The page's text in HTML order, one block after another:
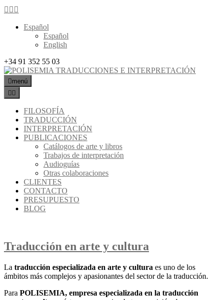
Español
Español
English
+34 91 352 55 03
menú
FILOSOFÍA
TRADUCCIÓN
INTERPRETACIÓN
PUBLICACIONES
Catálogos de arte y libros
Trabajos de interpretación
Audioguías
Otras colaboraciones
CLIENTES
CONTACTO
PRESUPUESTO
BLOG
Traducción en arte y cultura
La traducción especializada en arte y cultura es uno de los
ámbitos más complejos y apasionantes del sector de la traducción.
Para POLISEMIA, empresa especializada en la traducción